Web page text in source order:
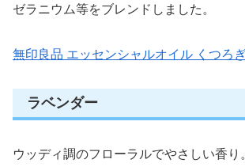
ゼラニウム等をブレンドしました。
無印良品 エッセンシャルオイル くつろ
ラベンダー
ウッディ調のフローラルでやさしい香り